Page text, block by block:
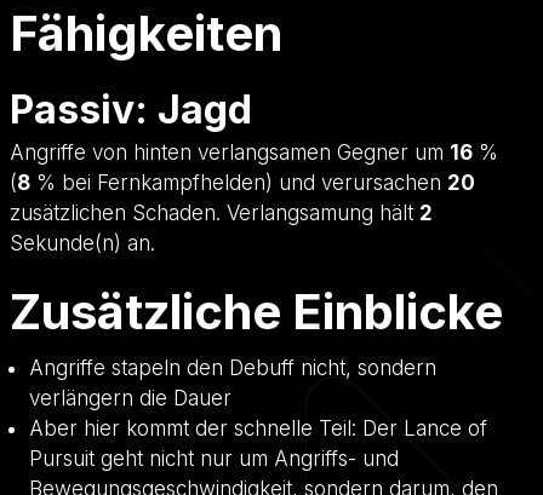
Fähigkeiten
Passiv: Jagd
Angriffe von hinten verlangsamen Gegner um 16 %
(8 % bei Fernkampfhelden) und verursachen 20
zusätzlichen Schaden. Verlangsamung hält 2
Sekunde(n) an.
Zusätzliche Einblicke
Angriffe stapeln den Debuff nicht, sondern
verlängern die Dauer
Aber hier kommt der schnelle Teil: Der Lance of
Pursuit geht nicht nur um Angriffs- und
Bewegungsgeschwindigkeit, sondern darum, den